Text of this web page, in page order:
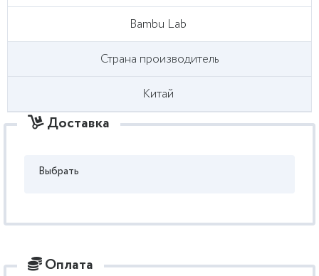
Bambu Lab
Страна производитель
Китай
Доставка
Выбрать
Оплата